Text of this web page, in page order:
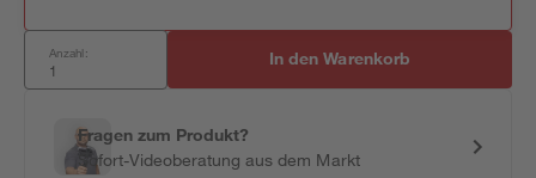
Anzahl: In den Warenkorb
Fragen zum Produkt?
Sofort-Videoberatung aus dem Markt